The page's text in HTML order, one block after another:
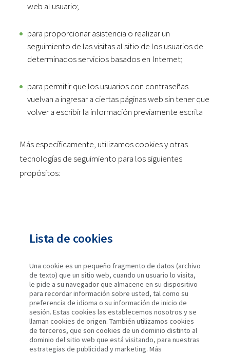
web al usuario;
para proporcionar asistencia o realizar un
seguimiento de las visitas al sitio de los usuarios de
determinados servicios basados en Internet;
para permitir que los usuarios con contraseñas
vuelvan a ingresar a ciertas páginas web sin tener que
volver a escribir la información previamente escrita
Más específicamente, utilizamos cookies y otras
tecnologías de seguimiento para los siguientes
propósitos:
Lista de cookies
Una cookie es un pequeño fragmento de datos (archivo
de texto) que un sitio web, cuando un usuario lo visita,
le pide a su navegador que almacene en su dispositivo
para recordar información sobre usted, tal como su
preferencia de idioma o su información de inicio de
sesión. Estas cookies las establecemos nosotros y se
llaman cookies de origen. También utilizamos cookies
de terceros, que son cookies de un dominio distinto al
dominio del sitio web que está visitando, para nuestras
estrategias de publicidad y marketing. Más